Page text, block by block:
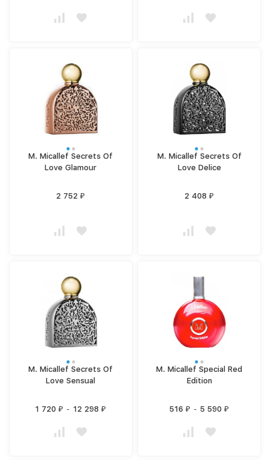
M. Micallef Secrets Of
Love Glamour
2 752₽
M. Micallef Secrets Of
Love Delice
2 408₽
M. Micallef Secrets Of
Love Sensual
1 720₽ - 12 298₽
M. Micallef Special Red
Edition
516₽ - 5 590₽